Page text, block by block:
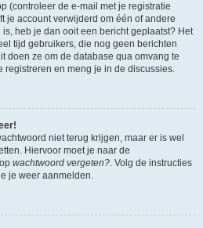
(controleer de e-mail met je registratie
je account verwijderd om één of andere
heb je dan ooit een bericht geplaatst? Het
tijd gebruikers, die nog geen berichten
doen ze om de database qua omvang te
registreren en meng je in de discussies.
niet terug krijgen, maar er is wel
Hiervoor moet je naar de
wachtwoord vergeten?. Volg de instructies
je weer aanmelden.